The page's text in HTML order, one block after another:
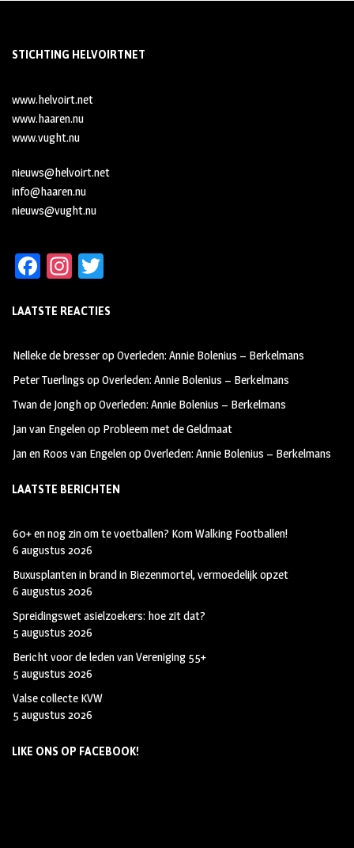
STICHTING HELVOIRTNET
www.helvoirt.net
www.haaren.nu
www.vught.nu
nieuws@helvoirt.net
info@haaren.nu
nieuws@vught.nu
Fa
b
oo
k
In
ag
m
tt
LAATSTE REACTIES
Nelleke de bresseropOverleden: Annie Bolenius – Berkelmans
Peter Tuerlings opOverleden: Annie Bolenius – Berkelmans
Twan de JonghopOverleden: Annie Bolenius – Berkelmans
Jan van Engelenop Probleem met de Geldmaat
Jan en Roos van EngelenopOverleden: Annie Bolenius – Berkelmans
LAATSTE BERICHTEN
60+ en nog zin om te voetballen? Kom Walking Footballen!
6 augustus 2026
Buxusplanten in brand in Biezenmortel, vermoedelijk opzet
6 augustus 2026
Spreidingswet asielzoekers: hoe zit dat?
5 augustus 2026
Bericht voor de leden van Vereniging 55+
5 augustus 2026
Valse collecte KVW
5 augustus 2026
LIKE ONS OP FACEBOOK!